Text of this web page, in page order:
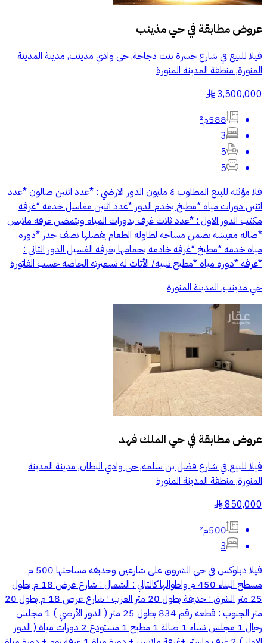
عروض مطابقة فيحي مذينب
فيلا للبيع في شارع جسرة بنت دجاجة, حي وادي مذينب, مدينة المدينة
المنورة, منطقة المدينة المنورة
3,500,000
§
588م²
3
5
5
فلا مؤثثه للبيع المطلوب ٤ مليون الدور الارضي : *عدد اثنين صالون *عدد
اثنين دورات مياه *مطبخ يخدم الدور *عدد اثنين مغاسل خدمه *غرفه
مكتب الدور الاول : *عدد ثلاث غرف بدورات المياه ويتمضن غرفه ملابس
*صاله معيشه تضمن مساحه لطاوله الطعام يفصلها نصف جدر *دوره
مياه خدمه *مطبخ *غرفه خادمه بحمامها بغرفه الغسيل الدور الثاني :
*غرفه *دوره مياه *مطبخ تنبيه/ الأثاث له تسعيرته الخاصه حسب الفاتورة
حي مذينب, المدينة المنورة
عروض مطابقة فيحي الملك فهد
فيلا للبيع في شارع فضل بن سلمة, حي وادي البطان, مدينة المدينة
المنورة, منطقة المدينة المنورة
850,000
§
500م²
3
فيلا دبلوكس في حي الشروق على شارعين وحديقة مساحتها 500 م
مسطح البناء 450 م واطوالها كالتالي : الشمال : شارع عرض 18 م بطول
25 متر الشرق : حديقة بطول 20 متر الغرب : شارع عرض 18 م بطول 20
متر الجنوب : قطعة رقم 834 بطول 25 متر ( الدور الأرضي ) 1 مجلس
رجال 1 مجلس نساء 1 صالة 1 مطبخ 1 مستودع 2 دورات مياة ( الدور